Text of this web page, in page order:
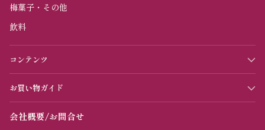
梅菓子・その他
飲料
コンテンツ
お買い物ガイド
会社概要/お問合せ